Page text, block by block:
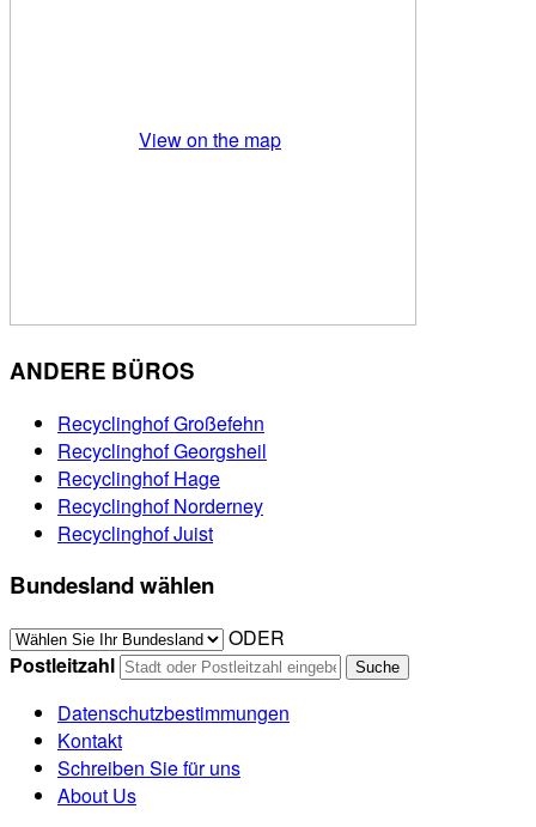
View on the map
ANDERE BÜROS
Recyclinghof Großefehn
Recyclinghof Georgsheil
Recyclinghof Hage
Recyclinghof Norderney
Recyclinghof Juist
Bundesland wählen
ODER
Postleitzahl
Datenschutzbestimmungen
Kontakt
Schreiben Sie für uns
About Us